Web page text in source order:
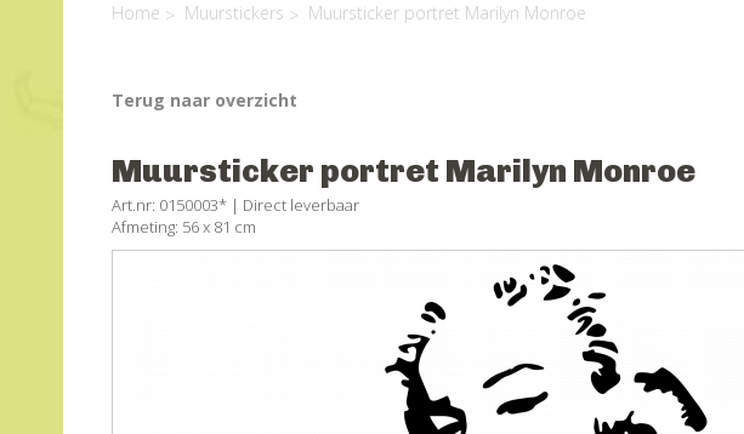
Home Muurstickers Muursticker portret Marilyn Monroe
Terug naar overzicht
Muursticker portret Marilyn Monroe
Art.nr: 0150003* | Direct leverbaar
Afmeting: 56 x 81 cm